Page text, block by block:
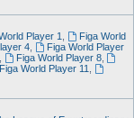
Player 1
Figa World
4,
Figa World Player
Figa World Player 8,
Figa World Player 11